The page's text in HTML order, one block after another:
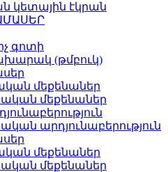
կետային էկրան
գոտի
(թմբուկ)
մեքենաներ
մեքենաներ
արդյունաբերություն
մեքենաներ
մեքենաներ